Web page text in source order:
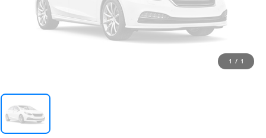
1 / 1